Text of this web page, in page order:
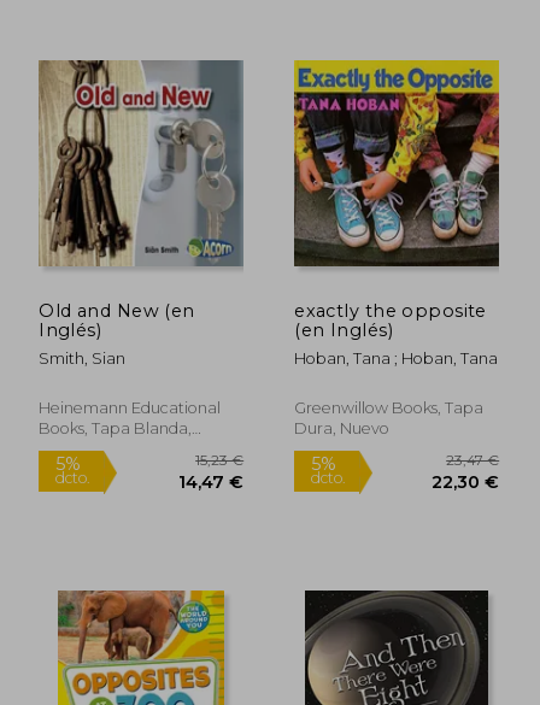
dcto. 20,72 € dcto.
21,26 €
Old and New (en
Inglés)
Smith, Sian
Heinemann Educational
Books, Tapa Blanda,
Nuevo
exactly the opposite
(en Inglés)
Hoban, Tana ; Hoban, Tana
Greenwillow Books, Tapa
Dura, Nuevo